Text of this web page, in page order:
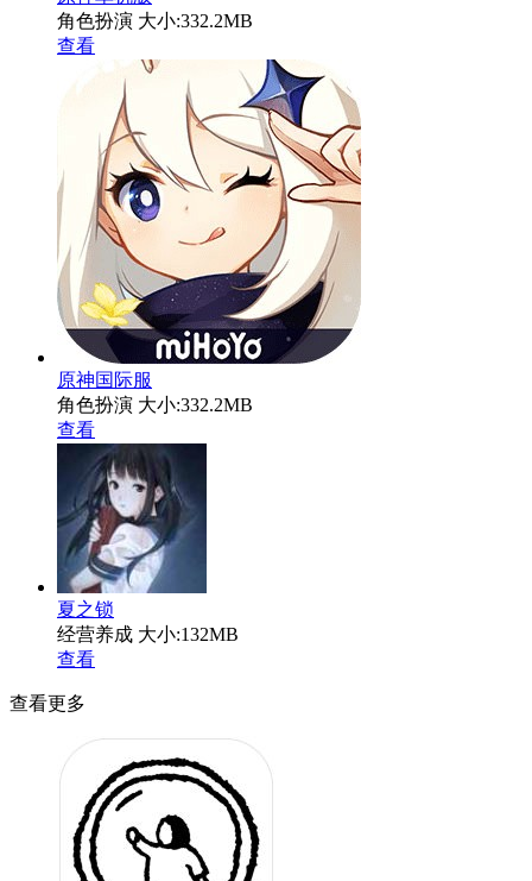
角色扮演 大小:332.2MB
查看
原神国际服
角色扮演 大小:332.2MB
查看
夏之锁
经营养成 大小:132MB
查看
查看更多